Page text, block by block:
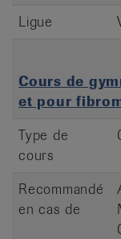
Ligue
Cours de
et pour
Type de
cours
Recommandé
en cas de